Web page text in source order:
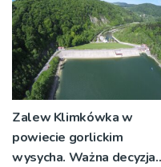
Zalew Klimkówka w
powiecie gorlickim
wysycha. Ważna decyzja